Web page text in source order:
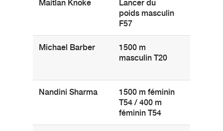
Maitlan Knoke
Lancer du
poids masculin
F57
Michael Barber
1500 m
masculin T20
Nandini Sharma
1500 m féminin
T54 / 400 m
féminin T54